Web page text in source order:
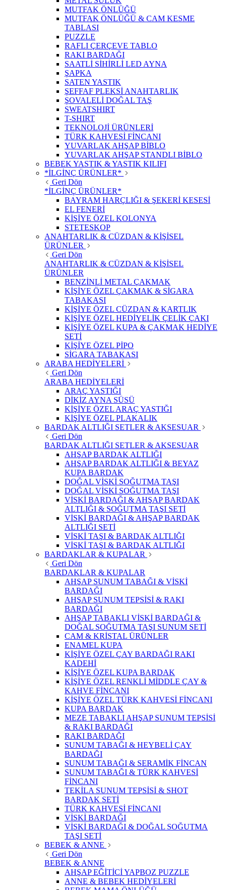
MUTFAK ÖNLÜĞÜ
MUTFAK ÖNLÜĞÜ & CAM KESME
TABLASI
PUZZLE
RAFLI ÇERÇEVE TABLO
RAKI BARDAĞI
SAATLİ SİHİRLİ LED AYNA
ŞAPKA
SATEN YASTIK
ŞEFFAF PLEKSİ ANAHTARLIK
ŞOVALELİ DOĞAL TAŞ
SWEATSHIRT
T-SHIRT
TEKNOLOJİ ÜRÜNLERİ
TÜRK KAHVESİ FİNCANI
YUVARLAK AHŞAP BİBLO
YUVARLAK AHŞAP STANDLI BİBLO
BEBEK YASTIK & YASTIK KILIFI
*İLGİNÇ ÜRÜNLER*
Geri Dön
*İLGİNÇ ÜRÜNLER*
BAYRAM HARÇLIĞI & ŞEKERİ KESESİ
EL FENERİ
KİŞİYE ÖZEL KOLONYA
STETESKOP
ANAHTARLIK & CÜZDAN & KİŞİSEL
ÜRÜNLER
Geri Dön
ANAHTARLIK & CÜZDAN & KİŞİSEL
ÜRÜNLER
BENZİNLİ METAL ÇAKMAK
KİŞİYE ÖZEL ÇAKMAK & SİGARA
TABAKASI
KİŞİYE ÖZEL CÜZDAN & KARTLIK
KİŞİYE ÖZEL HEDİYELİK ÇELİK ÇAKI
KİŞİYE ÖZEL KUPA & ÇAKMAK HEDİYE
SETİ
KİŞİYE ÖZEL PİPO
SİGARA TABAKASI
ARABA HEDİYELERİ
Geri Dön
ARABA HEDİYELERİ
ARAÇ YASTIĞI
DİKİZ AYNA SÜSÜ
KİŞİYE ÖZEL ARAÇ YASTIĞI
KİŞİYE ÖZEL PLAKALIK
BARDAK ALTLIĞI SETLER & AKSESUAR
Geri Dön
BARDAK ALTLIĞI SETLER & AKSESUAR
AHŞAP BARDAK ALTLIĞI
AHŞAP BARDAK ALTLIĞI & BEYAZ
KUPA BARDAK
DOĞAL VİSKİ SOĞUTMA TAŞI
DOĞAL VİSKİ SOĞUTMA TAŞI
VİSKİ BARDAĞI & AHŞAP BARDAK
ALTLIĞI & SOĞUTMA TAŞI SETİ
VİSKİ BARDAĞI & AHŞAP BARDAK
ALTLIĞI SETİ
VİSKİ TAŞI & BARDAK ALTLIĞI
VİSKİ TAŞI & BARDAK ALTLIĞI
BARDAKLAR & KUPALAR
Geri Dön
BARDAKLAR & KUPALAR
AHŞAP SUNUM TABAĞI & VİSKİ
BARDAĞI
AHŞAP SUNUM TEPSİSİ & RAKI
BARDAĞI
AHŞAP TABAKLI VİSKİ BARDAĞI &
DOĞAL SOĞUTMA TAŞI SUNUM SETİ
CAM & KRİSTAL ÜRÜNLER
ENAMEL KUPA
KİŞİYE ÖZEL ÇAY BARDAĞI RAKI
KADEHİ
KİŞİYE ÖZEL KUPA BARDAK
KİŞİYE ÖZEL RENKLİ MİDDLE ÇAY &
KAHVE FİNCANI
KİŞİYE ÖZEL TÜRK KAHVESİ FİNCANI
KUPA BARDAK
MEZE TABAKLI AHŞAP SUNUM TEPSİSİ
& RAKI BARDAĞI
RAKI BARDAĞI
SUNUM TABAĞI & HEYBELİ ÇAY
BARDAĞI
SUNUM TABAĞI & SERAMİK FİNCAN
SUNUM TABAĞI & TÜRK KAHVESİ
FİNCANI
TEKİLA SUNUM TEPSİSİ & SHOT
BARDAK SETİ
TÜRK KAHVESİ FİNCANI
VİSKİ BARDAĞI
VİSKİ BARDAĞI & DOĞAL SOĞUTMA
TAŞI SETİ
BEBEK & ANNE
Geri Dön
BEBEK & ANNE
AHŞAP EĞİTİCİ YAPBOZ PUZZLE
ANNE & BEBEK HEDİYELERİ